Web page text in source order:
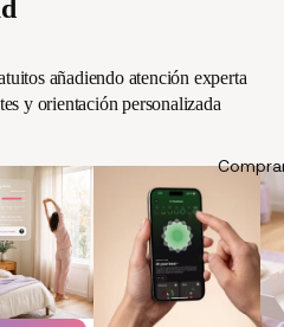
añadiendo atención experta
y orientación personalizada